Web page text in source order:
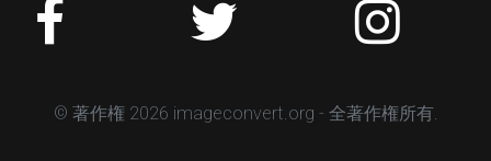
© 著作権 2026 imageconvert.org - 全著作権所有.